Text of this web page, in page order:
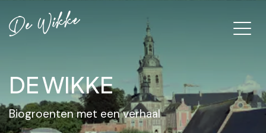
DE WIKKE
Biogroenten met een verhaal